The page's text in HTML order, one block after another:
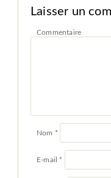
Laisser un
Nom *
E-mail *